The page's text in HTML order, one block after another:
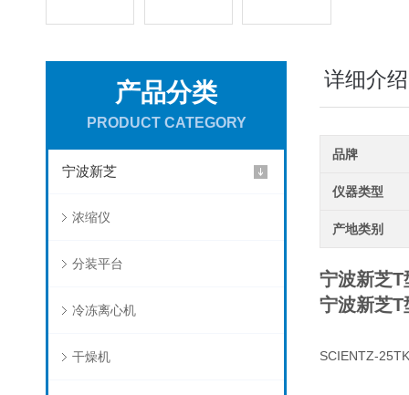
产品分类
PRODUCT CATEGORY
宁波新芝
浓缩仪
分装平台
冷冻离心机
干燥机
详细介绍
品牌
仪器类型
产地类别
宁波新芝T
宁波新芝T
SCIENTZ-25TK